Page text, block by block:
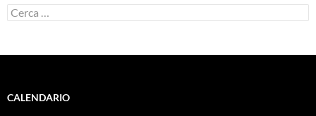
Ricerca
per:
CALENDARIO